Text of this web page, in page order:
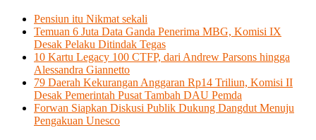
Pensiun itu Nikmat sekali
Temuan 6 Juta Data Ganda Penerima MBG, Komisi IX
Desak Pelaku Ditindak Tegas
10 Kartu Legacy 100 CTFP, dari Andrew Parsons hingga
Alessandra Giannetto
79 Daerah Kekurangan Anggaran Rp14 Triliun, Komisi II
Desak Pemerintah Pusat Tambah DAU Pemda
Forwan Siapkan Diskusi Publik Dukung Dangdut Menuju
Pengakuan Unesco